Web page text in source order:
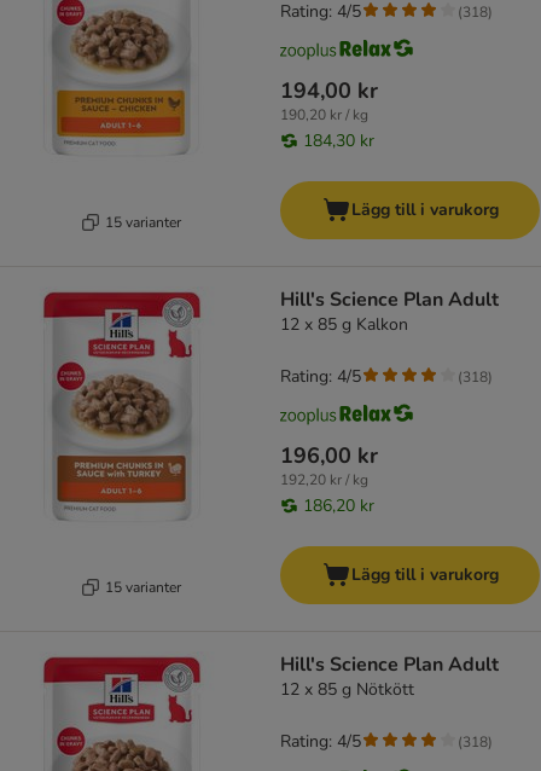
15 varianter
194,00 kr
190,20 kr / kg
184,30 kr
Rating: 4/5 (318)
Lägg till i varukorg
15 varianter
Hill's Science Plan Adult
12 x 85 g Kalkon
196,00 kr
192,20 kr / kg
186,20 kr
Rating: 4/5 (318)
Lägg till i varukorg
Hill's Science Plan Adult
12 x 85 g Nötkött
Rating: 4/5 (318)